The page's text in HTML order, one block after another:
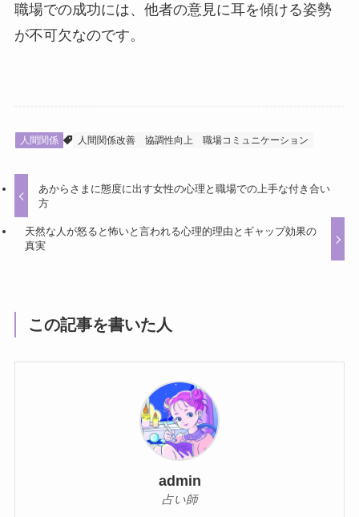
職場での成功には、他者の意見に耳を傾ける姿勢
が不可欠なのです。
人間関係 人間関係改善 協調性向上 職場コミュニケーション
あからさまに態度に出す女性の心理と職場での上手な付き合い
方
天然な人が怒ると怖いと言われる心理的理由とギャップ効果の
真実
この記事を書いた人
admin
占い師